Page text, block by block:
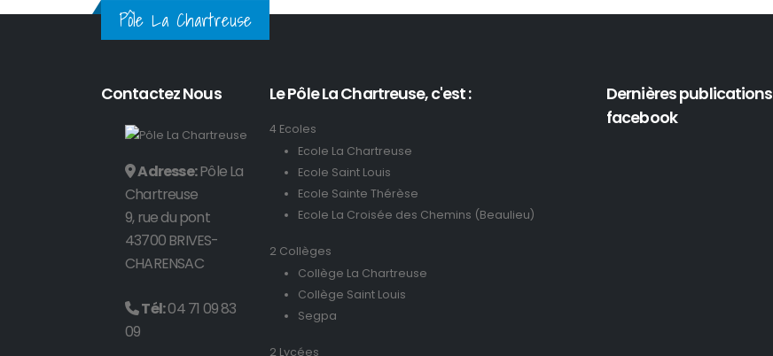
Pôle La Chartreuse
Contactez Nous
Adresse:Pôle La
Chartreuse
9, rue du pont
43700 BRIVES-
CHARENSAC
Tél:04 71 09 83
09
Le Pôle La Chartreuse, c'est :
4 Ecoles
Ecole La Chartreuse
Ecole Saint Louis
Ecole Sainte Thérèse
Ecole La Croisée des Chemins (Beaulieu)
2 Collèges
Collège La Chartreuse
Collège Saint Louis
Segpa
2 Lycées
Dernières publications
facebook